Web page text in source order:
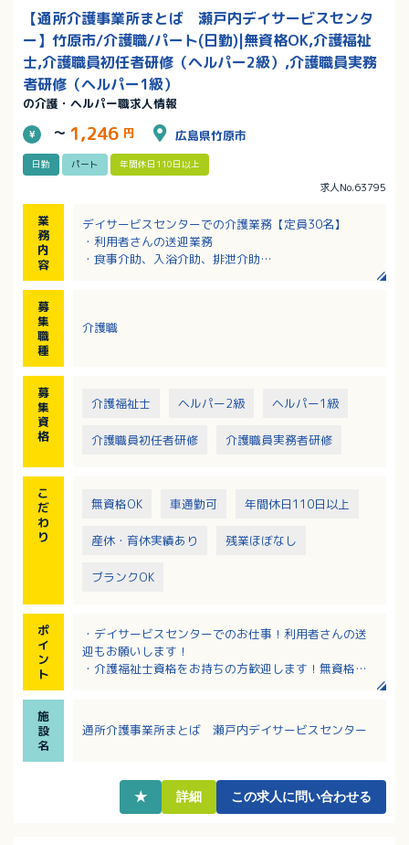
ます！
【通所介護事業所まとば 瀬戸内デイサービスセンタ
ー】竹原市/介護職/パート(日勤)|無資格OK,介護福祉
士,介護職員初任者研修（ヘルパー2級）,介護職員実務
者研修（ヘルパー1級）
の介護・ヘルパー職求人情報
～ 1,246 円 広島県竹原市
日勤 パート 年間休日110日以上
求人No.63795
業
務
内
容
デイサービスセンターでの介護業務【定員30名】
・利用者さんの送迎業務
・食事介助、入浴介助、排泄介助
※要支援から要介護5まで幅広い利用者あり、平均は介
募
集
職
種
介護職
募
集
資
格
介護福祉士 ヘルパー2級 ヘルパー1級
介護職員初任者研修 介護職員実務者研修
こ
だ
わ
り
無資格OK 車通勤可 年間休日110日以上
産休・育休実績あり 残業ほぼなし
ブランクOK
ポ
イ
ン
ト
・デイサービスセンターでのお仕事！利用者さんの送
迎もお願いします！
・介護福祉士資格をお持ちの方歓迎します！無資格の
ます！
施
設
名
通所介護事業所まとば 瀬戸内デイサービスセンター
★ 詳細 この求人に問い合わせる